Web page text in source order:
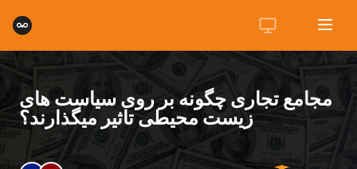
مجامع تجاری چگونه بر روی سیاست های
زیست محیطی تاثیر میگذارند؟